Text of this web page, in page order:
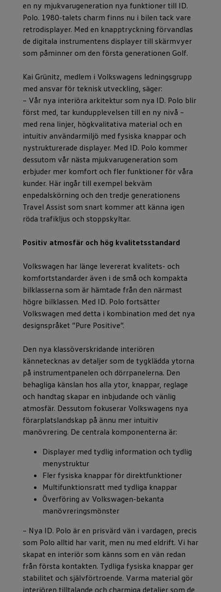
en ny mjukvarugeneration nya funktioner till ID.
Polo. 1980-talets charm finns nu i bilen tack vare
retrodisplayer. Med en knapptryckning förvandlas
de digitala instrumentens displayer till skärmvyer
som påminner om den första generationen Golf.
Kai Grünitz, medlem i Volkswagens ledningsgrupp
med ansvar för teknisk utveckling, säger:
– Vår nya interiöra arkitektur som nya ID. Polo blir
först med, tar kundupplevelsen till en ny nivå –
med rena linjer, högkvalitativa material och en
intuitiv användarmiljö med fysiska knappar och
nystrukturerade displayer. Med ID. Polo kommer
dessutom vår nästa mjukvarugeneration som
erbjuder mer komfort och fler funktioner för våra
kunder. Här ingår till exempel bekväm
enpedalskörning och den tredje generationens
Travel Assist som snart kommer att känna igen
röda trafikljus och stoppskyltar.
Positiv atmosfär och hög kvalitetsstandard
Volkswagen har länge levererat kvalitets- och
komfortstandarder även i de små och kompakta
bilklasserna som är hämtade från den närmast
högre bilklassen. Med ID. Polo fortsätter
Volkswagen med detta i kombination med det nya
designspråket ”Pure Positive”.
Den nya klassöverskridande interiören
kännetecknas av detaljer som de tygklädda ytorna
på instrumentpanelen och dörrpanelerna. Den
behagliga känslan hos alla ytor, knappar, reglage
och handtag skapar en inbjudande och vänlig
atmosfär. Dessutom fokuserar Volkswagens nya
förarplatslandskap på ännu mer intuitiv
manövrering. De centrala komponenterna är:
Displayer med tydlig information och tydlig
menystruktur
Fler fysiska knappar för direktfunktioner
Multifunktionsratt med tydliga knappar
Överföring av Volkswagen-bekanta
manövreringsmönster
– Nya ID. Polo är en prisvärd vän i vardagen, precis
som Polo alltid har varit, men nu med eldrift. Vi har
skapat en interiör som känns som en vän redan
från första kontakten. Tydliga fysiska knappar ger
stabilitet och självförtroende. Varma material gör
interiören tilltalande och charmiga detaljer som de